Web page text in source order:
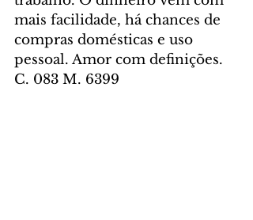
mais facilidade, há chances de
compras domésticas e uso
pessoal. Amor com definições.
C. 083 M. 6399